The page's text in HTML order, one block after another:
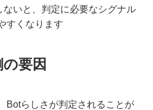
ないと、判定に必要なシグナル
すくなります
要因
Botらしさが判定されることが